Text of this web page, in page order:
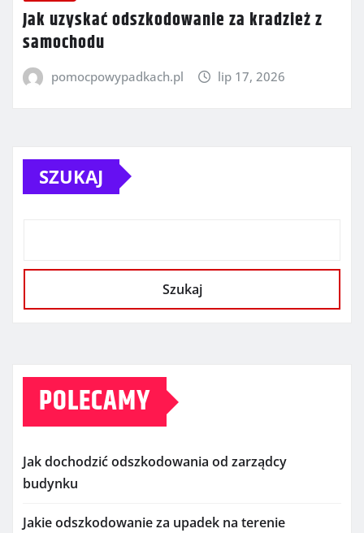
Jak uzyskać odszkodowanie za kradzież z
samochodu
pomocpowypadkach.pl lip 17, 2026
SZUKAJ
Szukaj
POLECAMY
Jak dochodzić odszkodowania od zarządcy
budynku
Jakie odszkodowanie za upadek na terenie